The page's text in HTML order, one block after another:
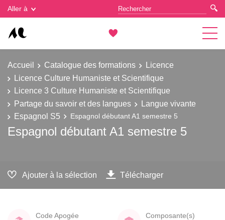
Aller à
Accueil Catalogue des formations
Licence
Licence Culture Humaniste et Scientifique
Licence 3 Culture Humaniste et Scientifique
Partage du savoir et des langues
Langue vivante
Espagnol S5
Espagnol débutant A1 semestre 5
Espagnol débutant A1 semestre 5
Ajouter à la sélection Télécharger
Code Apogée
Composante(s)
Gestion des cookies